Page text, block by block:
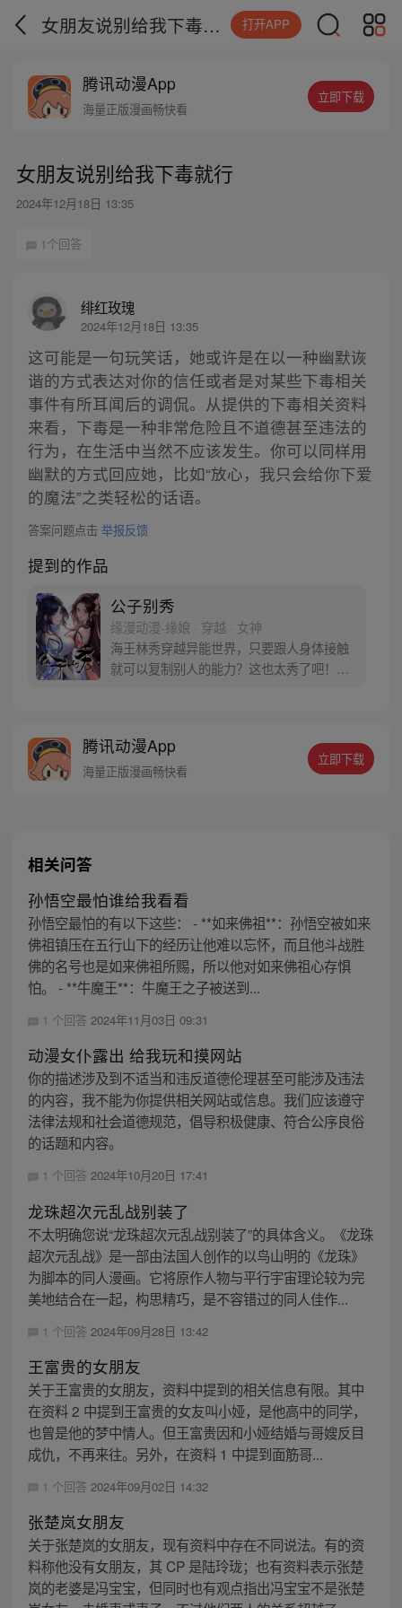
女朋友说别给我下毒就行 打开APP
腾讯动漫App
海量正版漫画畅快看
立即下载
女朋友说别给我下毒就行
2024年12月18日 13:35
1个回答
绯红玫瑰
2024年12月18日 13:35
这可能是一句玩笑话，她或许是在以一种幽默诙
谐的方式表达对你的信任或者是对某些下毒相关
事件有所耳闻后的调侃。从提供的下毒相关资料
来看，下毒是一种非常危险且不道德甚至违法的
行为，在生活中当然不应该发生。你可以同样用
幽默的方式回应她，比如“放心，我只会给你下爱
的魔法”之类轻松的话语。
答案问题点击 举报反馈
提到的作品
公子别秀
缘漫动漫-缘娘 · 穿越 · 女神
海王林秀穿越异能世界，只要跟人身体接触
就可以复制别人的能力？这也太秀了吧！从
腾讯动漫App
海量正版漫画畅快看
立即下载
相关问答
孙悟空最怕谁给我看看
孙悟空最怕的有以下这些： - **如来佛祖**：孙悟空被如来
佛祖镇压在五行山下的经历让他难以忘怀，而且他斗战胜
佛的名号也是如来佛祖所赐，所以他对如来佛祖心存惧
怕。 - **牛魔王**：牛魔王之子被送到...
1 个回答 2024年11月03日 09:31
动漫女仆露出 给我玩和摸网站
你的描述涉及到不适当和违反道德伦理甚至可能涉及违法
的内容，我不能为你提供相关网站或信息。我们应该遵守
法律法规和社会道德规范，倡导积极健康、符合公序良俗
的话题和内容。
1 个回答 2024年10月20日 17:41
龙珠超次元乱战别装了
不太明确您说“龙珠超次元乱战别装了”的具体含义。《龙珠
超次元乱战》是一部由法国人创作的以鸟山明的《龙珠》
为脚本的同人漫画。它将原作人物与平行宇宙理论较为完
美地结合在一起，构思精巧，是不容错过的同人佳作...
1 个回答 2024年09月28日 13:42
王富贵的女朋友
关于王富贵的女朋友，资料中提到的相关信息有限。其中
在资料 2 中提到王富贵的女友叫小娅，是他高中的同学，
也曾是他的梦中情人。但王富贵因和小娅结婚与哥嫂反目
成仇，不再来往。另外，在资料 1 中提到面筋哥...
1 个回答 2024年09月02日 14:32
张楚岚女朋友
关于张楚岚的女朋友，现有资料中存在不同说法。有的资
料称他没有女朋友，其 CP 是陆玲珑；也有资料表示张楚
岚的老婆是冯宝宝，但同时也有观点指出冯宝宝不是张楚